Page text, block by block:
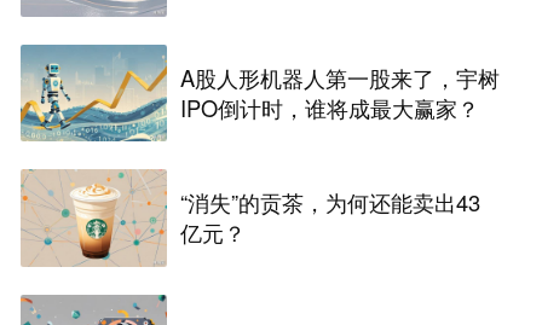
A股人形机器人第一股来了，宇树
IPO倒计时，谁将成最大赢家？
“消失”的贡茶，为何还能卖出43
亿元？